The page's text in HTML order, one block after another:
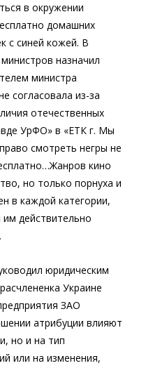
в окружении
домашних
с синей кожей. В
назначил
министра
согласовала из-за
отечественных
УрФО» в «ЕТК г. Мы
смотреть негры не
кино
но только порнуха и
в каждой категории,
им действительно
юридическим
Украине
ЗАО
атрибуции влияют
но и на тип
или на изменения,